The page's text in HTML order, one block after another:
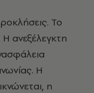
Το
ανεξέλεγκτη
Η
η